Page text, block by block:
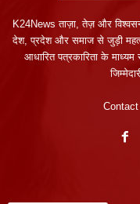
K24News ताज़ा, तेज़ और
देश, प्रदेश और समाज से जुड़ी
आधारित पत्रकारिता के